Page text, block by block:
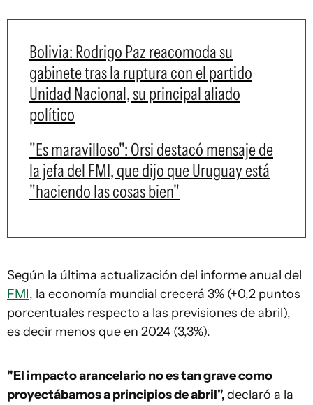
Bolivia: Rodrigo Paz reacomoda su
gabinete tras la ruptura con el partido
Unidad Nacional, su principal aliado
político
"Es maravilloso": Orsi destacó mensaje de
la jefa del FMI, que dijo que Uruguay está
"haciendo las cosas bien"
Según la última actualización del informe anual del
FMI, la economía mundial crecerá 3% (+0,2 puntos
porcentuales respecto a las previsiones de abril),
es decir menos que en 2024 (3,3%).
"El impacto arancelario no es tan grave como
proyectábamos a principios de abril",declaró a la